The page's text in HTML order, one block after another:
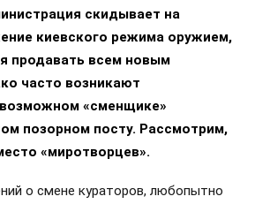
скидывает на
киевского режима оружием,
продавать всем новым
часто возникают
«сменщике»
позорном посту. Рассмотрим,
«миротворцев».
о смене кураторов, любопытно